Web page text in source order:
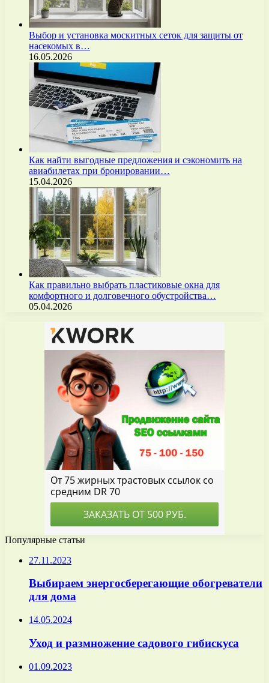
Выбор и установка москитных сеток для защиты от
насекомых в…
16.05.2026
Как найти выгодные предложения и сэкономить на
авиабилетах при бронировании…
15.04.2026
Как правильно выбрать пластиковые окна для
комфортного и долговечного обустройства…
05.04.2026
Популярные статьи
27.11.2023
Выбираем энергосберегающие обогреватели
для дома
14.05.2024
Уход и размножение садового гибискуса
01.09.2023